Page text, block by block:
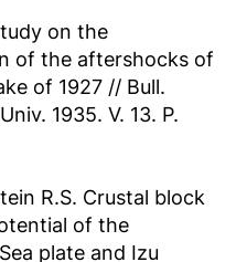
on the
of the aftershocks of
of 1927 // Bull.
1935. V. 13. P.
R.S. Crustal block
of the
plate and Izu